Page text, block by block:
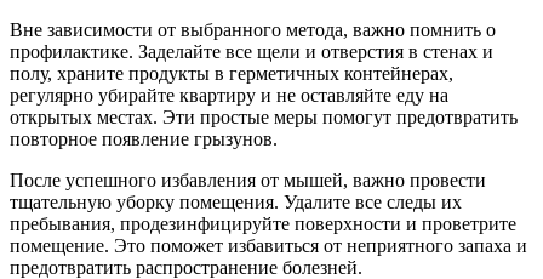
Вне зависимости от выбранного метода, важно помнить о
профилактике. Заделайте все щели и отверстия в стенах и
полу, храните продукты в герметичных контейнерах,
регулярно убирайте квартиру и не оставляйте еду на
открытых местах. Эти простые меры помогут предотвратить
повторное появление грызунов.
После успешного избавления от мышей, важно провести
тщательную уборку помещения. Удалите все следы их
пребывания, продезинфицируйте поверхности и проветрите
помещение. Это поможет избавиться от неприятного запаха и
предотвратить распространение болезней.